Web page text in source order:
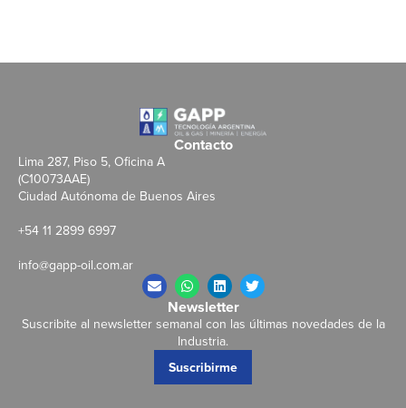
Contacto
Lima 287, Piso 5, Oficina A
(C10073AAE)
Ciudad Autónoma de Buenos Aires
+54 11 2899 6997
info@gapp-oil.com.ar
Newsletter
Suscribite al newsletter semanal con las últimas novedades de la
Industria.
Suscribirme